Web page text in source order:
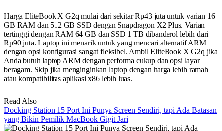
Harga EliteBook X G2q mulai dari sekitar Rp43 juta untuk varian 16
GB RAM dan 512 GB SSD dengan Snapdragon X2 Plus. Varian
tertinggi dengan RAM 64 GB dan SSD 1 TB dibanderol lebih dari
Rp90 juta. Laptop ini menarik untuk yang mencari alternatif ARM
dengan opsi konfigurasi sangat fleksibel. Ambil EliteBook X G2q jika
Anda butuh laptop ARM dengan performa cukup dan opsi layar
beragam. Skip jika menginginkan laptop dengan harga lebih ramah
atau kompatibilitas aplikasi x86 lebih luas.
Read Also
Docking Station 15 Port Ini Punya Screen Sendiri, tapi Ada Batasan
yang Bikin Pemilik MacBook Gigit Jari